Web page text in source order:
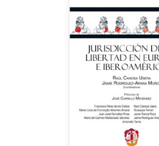
interuniversitario en Derecho
Presidente de la Spin Off Ius
Coordinador General de la Red
Contratación Pública. Presidente del
Instituto Iberoamericano de Estudios
Miembro del Consejo Nacional de la
(CENAI). Miembro del Directorio de la
Eurolatinoamericana de Derecho
Anuario Iberoamericano de Buena
Revista Española de Derecho